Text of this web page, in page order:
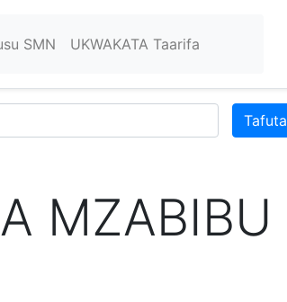
SMN UKWAKATA Taarifa
Tafuta
MZABIBU